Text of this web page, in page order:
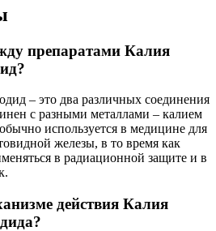
препаратами Калия
– это два различных соединения
с разными металлами – калием
используется в медицине для
железы, в то время как
в радиационной защите и в
действия Калия